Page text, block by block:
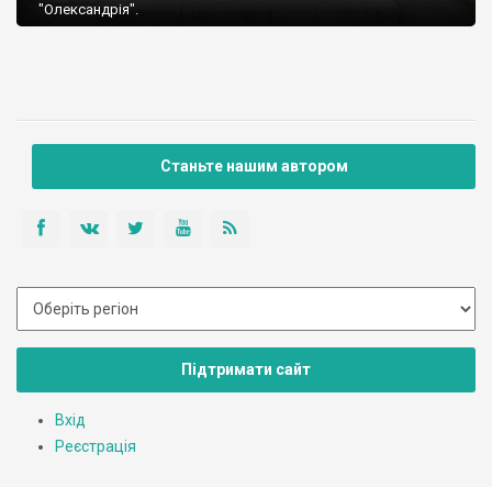
"Олександрія".
Станьте нашим автором
Підтримати сайт
Вхід
Реєстрація